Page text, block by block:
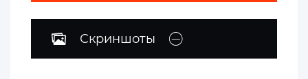
Скриншоты